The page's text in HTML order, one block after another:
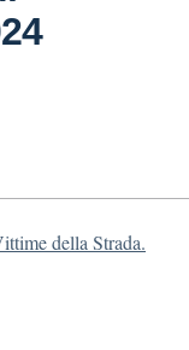
della Strada.